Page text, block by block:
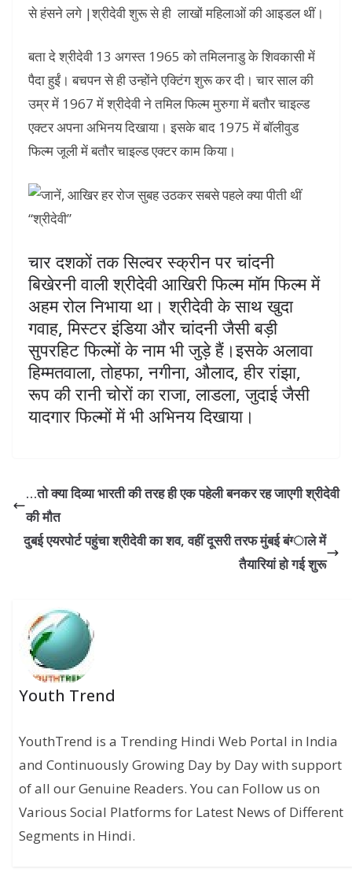
से हंसने लगे |श्रीदेवी शुरू से ही लाखों महिलाओं की आइडल थीं।
बता दे श्रीदेवी 13 अगस्त 1965 को तमिलनाडु के शिवकासी में
पैदा हुईं। बचपन से ही उन्होंने एक्टिंग शुरू कर दी। चार साल की
उम्र में 1967 में श्रीदेवी ने तमिल फिल्म मुरुगा में बतौर चाइल्ड
एक्टर अपना अभिनय दिखाया। इसके बाद 1975 में बॉलीवुड
फिल्म जूली में बतौर चाइल्ड एक्टर काम किया।
चार दशकों तक सिल्वर स्क्रीन पर चांदनी
बिखेरनी वाली श्रीदेवी आखिरी फिल्म मॉम फिल्म में
अहम रोल निभाया था। श्रीदेवी के साथ खुदा
गवाह, मिस्टर इंडिया और चांदनी जैसी बड़ी
सुपरहिट फिल्मों के नाम भी जुड़े हैं।इसके अलावा
हिम्मतवाला, तोहफा, नगीना, औलाद, हीर रांझा,
रूप की रानी चोरों का राजा, लाडला, जुदाई जैसी
यादगार फिल्मों में भी अभिनय दिखाया।
…तो क्या दिव्या भारती की तरह ही एक पहेली बनकर रह जाएगी श्रीदेवी
की मौत
दुबई एयरपोर्ट पहुंचा श्रीदेवी का शव, वहीं दूसरी तरफ मुंबई बंग्‍ाले में
तैयारियां हो गई शुरू
Youth Trend
YouthTrend is a Trending Hindi Web Portal in India
and Continuously Growing Day by Day with support
of all our Genuine Readers. You can Follow us on
Various Social Platforms for Latest News of Different
Segments in Hindi.